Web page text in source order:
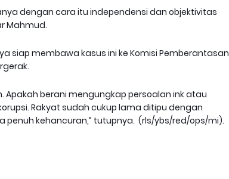
dengan cara itu independensi dan objektivitas
Mahmud.
siap membawa kasus ini ke Komisi Pemberantasan
Apakah berani mengungkap persoalan ink atau
Rakyat sudah cukup lama ditipu dengan
penuh kehancuran,” tutupnya. (rls/ybs/red/ops/mi).